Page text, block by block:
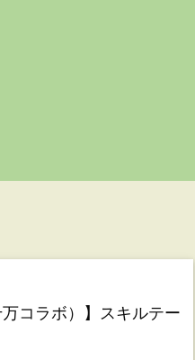
コラボ）】スキルテー